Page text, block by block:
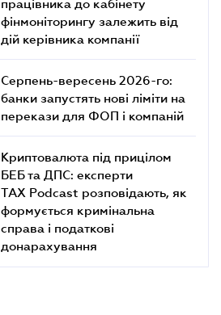
працівника до кабінету
фінмоніторингу залежить від
дій керівника компанії
Серпень-вересень 2026-го:
банки запустять нові ліміти на
перекази для ФОП і компаній
Криптовалюта під прицілом
БЕБ та ДПС: експерти
TAX Podcast розповідають, як
формується кримінальна
справа і податкові
донарахування